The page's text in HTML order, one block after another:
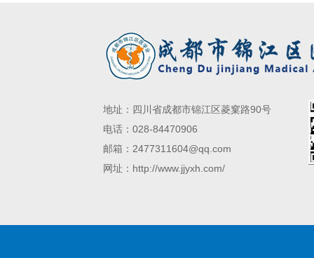
地址：四川省成都市锦江区菱窠路90号
电话：028-84470906
邮箱：2477311604@qq.com
网址：http://www.jjyxh.com/